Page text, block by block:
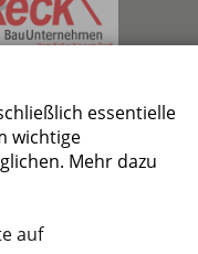
essentielle
wichtige
Mehr dazu
auf